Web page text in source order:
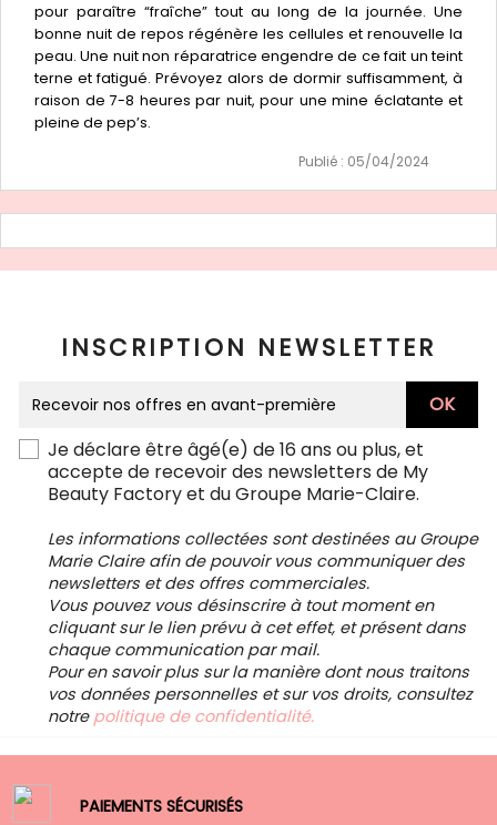
pour paraître “fraîche” tout au long de la journée. Une
bonne nuit de repos régénère les cellules et renouvelle la
peau. Une nuit non réparatrice engendre de ce fait un teint
terne et fatigué. Prévoyez alors de dormir suffisamment, à
raison de 7-8 heures par nuit, pour une mine éclatante et
pleine de pep’s.
Publié : 05/04/2024
INSCRIPTION NEWSLETTER
Je déclare être âgé(e) de 16 ans ou plus, et
accepte de recevoir des newsletters de My
Beauty Factory et du Groupe Marie-Claire.
Les informations collectées sont destinées au Groupe
Marie Claire afin de pouvoir vous communiquer des
newsletters et des offres commerciales.
Vous pouvez vous désinscrire à tout moment en
cliquant sur le lien prévu à cet effet, et présent dans
chaque communication par mail.
Pour en savoir plus sur la manière dont nous traitons
vos données personnelles et sur vos droits, consultez
notre politique de confidentialité.
PAIEMENTS SÉCURISÉS